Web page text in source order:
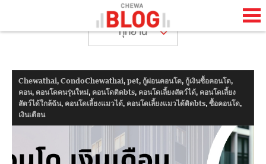
HOME
CHEWA BLOG
ABOUT BLOG
ทุกย่าน
Chewathai, CondoChewathai, pet, กู้ผ่อนคอนโด, กู้เงินซื้อคอนโด,
คอน, คอนโดคนรุ่นใหม่, คอนโดติดbts, คอนโดเลี้ยงสัตว์ได้, คอนโดเลี้ยง
สัตว์ได้ใกล้ฉัน, คอนโดเลี้ยงแมวได้, คอนโดเลี้ยงแมวได้ติดbts, ซื้อคอนโด,
เงินเดือน